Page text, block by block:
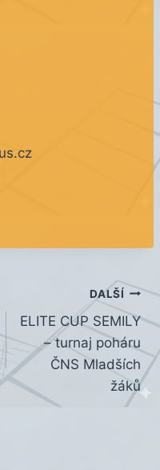
565
DALŠÍ
ELITE CUP SEMILY
– turnaj poháru
ČNS Mladších
žáků